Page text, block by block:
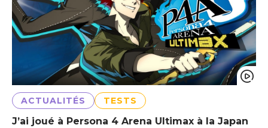
ACTUALITÉS TESTS
J’ai joué à Persona 4 Arena Ultimax à la Japan